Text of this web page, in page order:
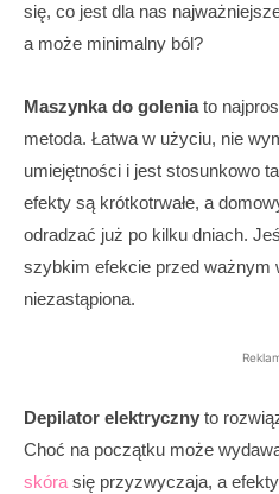
się, co jest dla nas
a może minimalny ból?
Maszynka do goleniato
metoda. Łatwa w użyciu, nie
umiejętności i jest stosunkowo
efekty są krótkotrwałe, a
odradzać już po kilku dniach.
szybkim efekcie przed ważnym
niezastąpiona.
Depilator elektryczny to
Choć na początku może
skóra się przyzwyczaja, a